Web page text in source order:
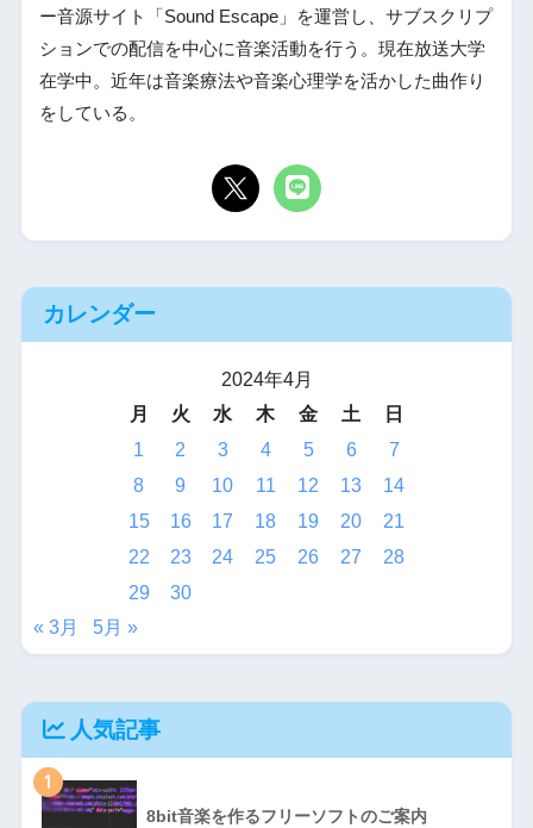
ー音源サイト「Sound Escape」を運営し、サブスクリプ
ションでの配信を中心に音楽活動を行う。現在放送大学
在学中。近年は音楽療法や音楽心理学を活かした曲作り
をしている。
カレンダー
2024年4月
月
火 水 木 金 土
日
1
2 3 4 5 6
7
8
9 10 11 12 13
14
15
16 17 18 19 20
21
22
23 24 25 26 27
28
29
30
« 3月
5月 »
人気記事
1
8bit音楽を作るフリーソフトのご案内